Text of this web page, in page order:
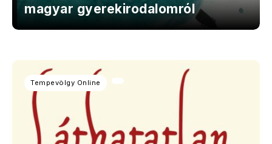
magyar gyerekirodalomról
Tempevölgy Online